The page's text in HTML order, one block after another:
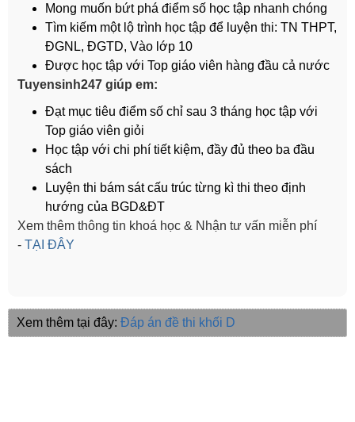
Mong muốn bứt phá điểm số học tập nhanh chóng
Tìm kiếm một lộ trình học tập để luyện thi: TN THPT,
ĐGNL, ĐGTD, Vào lớp 10
Được học tập với Top giáo viên hàng đầu cả nước
Tuyensinh247 giúp em:
Đạt mục tiêu điểm số chỉ sau 3 tháng học tập với
Top giáo viên giỏi
Học tập với chi phí tiết kiệm, đầy đủ theo ba đầu
sách
Luyện thi bám sát cấu trúc từng kì thi theo định
hướng của BGD&ĐT
Xem thêm thông tin khoá học & Nhận tư vấn miễn phí
- TẠI ĐÂY
Xem thêm tại đây: Đáp án đề thi khối D